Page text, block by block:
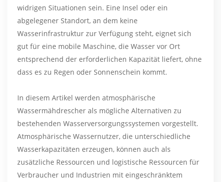
widrigen Situationen sein. Eine Insel oder ein
abgelegener Standort, an dem keine
Wasserinfrastruktur zur Verfügung steht, eignet sich
gut für eine mobile Maschine, die Wasser vor Ort
entsprechend der erforderlichen Kapazität liefert, ohne
dass es zu Regen oder Sonnenschein kommt.
In diesem Artikel werden atmosphärische
Wassermähdrescher als mögliche Alternativen zu
bestehenden Wasserversorgungssystemen vorgestellt.
Atmosphärische Wassernutzer, die unterschiedliche
Wasserkapazitäten erzeugen, können auch als
zusätzliche Ressourcen und logistische Ressourcen für
Verbraucher und Industrien mit eingeschränktem